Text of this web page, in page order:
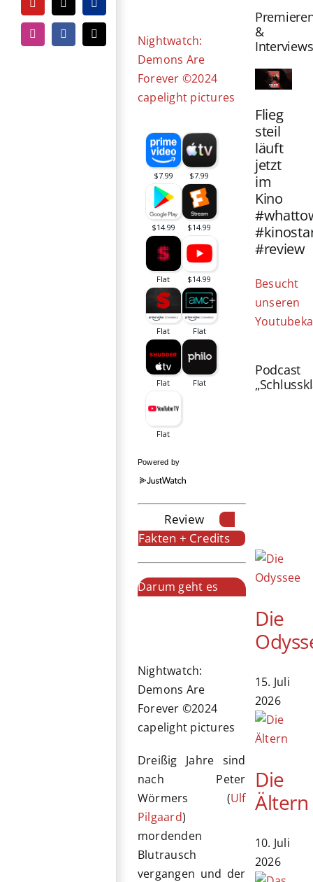
YouTubeTiktokPayPal
InstagramFacebook
E-
Mail
Nightwatch:
Demons Are
Forever ©2024
capelight pictures
Powered by
Review
Fakten + Credits
Darum geht es
Nightwatch:
Demons Are
Forever ©2024
capelight pictures
Dreißig Jahre sind
nach Peter
Wörmers (Ulf
Pilgaard)
mordenden
Blutrausch
vergangen und der
&
Interviews
Flieg
steil
läuft
jetzt
im
Kino
#review
Besucht
unseren
Podcast
Die
15. Juli
2026
Die
Ältern
10. Juli
2026